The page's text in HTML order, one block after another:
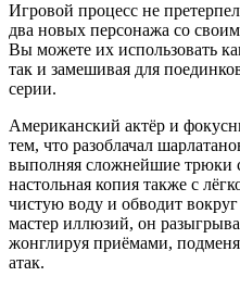
Игровой процесс не
два новых персонажа со
Вы можете их использовать
так и замешивая для
серии.
Американский актёр и
тем, что разоблачал
выполняя сложнейшие трюки
настольная копия также с
чистую воду и обводит
мастер иллюзий, он
жонглируя приёмами,
атак.